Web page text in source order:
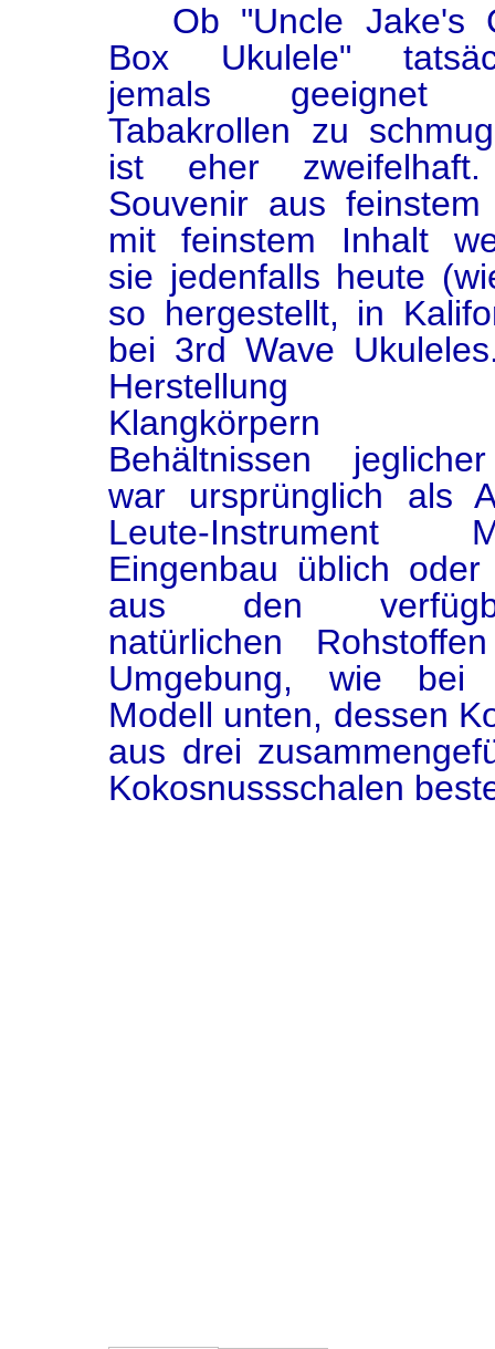
Ob "Uncle Jake's
Box Ukulele"
jemals geeignet
Tabakrollen zu
ist eher
Souvenir aus feinstem
mit feinstem Inhalt
sie jedenfalls heute
so hergestellt, in
bei 3rd Wave
Herstellung
Klangkörpern
Behältnissen
war ursprünglich als
Leute-Instrument
Eingenbau üblich oder
aus den
natürlichen
Umgebung, wie bei
Modell unten, dessen
aus drei
Kokosnussschalen